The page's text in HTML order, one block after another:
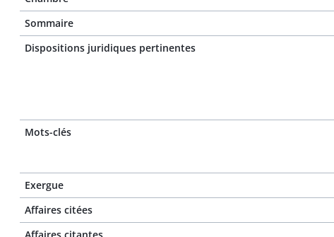
Sommaire
Dispositions juridiques pertinentes
Mots-clés
Exergue
Affaires citées